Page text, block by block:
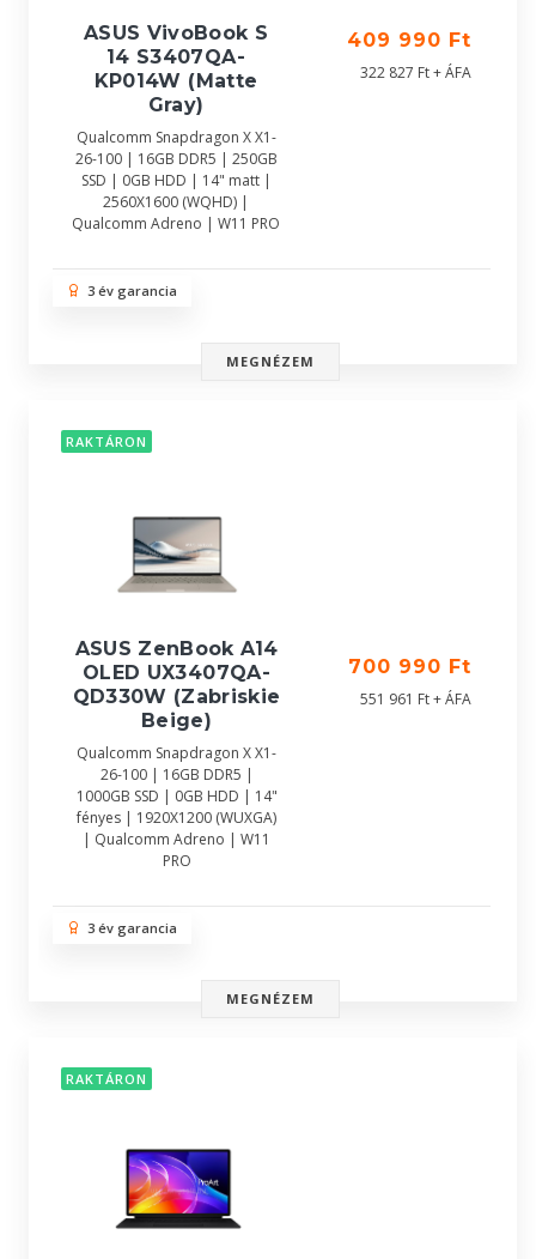
ASUS VivoBook S
14 S3407QA-
KP014W (Matte
Gray)
Qualcomm Snapdragon X X1-
26-100 | 16GB DDR5 | 250GB
SSD | 0GB HDD | 14" matt |
2560X1600 (WQHD) |
Qualcomm Adreno | W11 PRO
409 990 Ft
322 827 Ft + ÁFA
3 év garancia
MEGNÉZEM
RAKTÁRON
ASUS ZenBook A14
OLED UX3407QA-
QD330W (Zabriskie
Beige)
Qualcomm Snapdragon X X1-
26-100 | 16GB DDR5 |
1000GB SSD | 0GB HDD | 14"
fényes | 1920X1200 (WUXGA)
| Qualcomm Adreno | W11
PRO
700 990 Ft
551 961 Ft + ÁFA
3 év garancia
MEGNÉZEM
RAKTÁRON